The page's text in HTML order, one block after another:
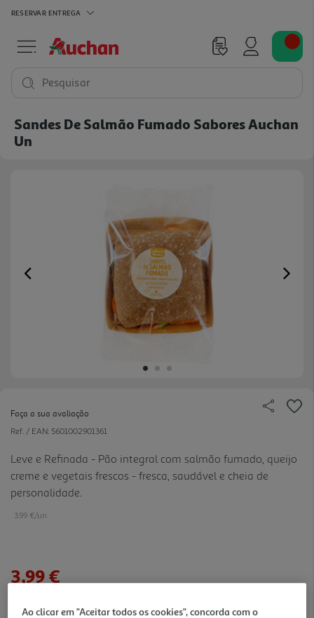
RESERVAR ENTREGA
Pesquisar
Sandes De Salmão Fumado Sabores Auchan
Un
Previous
Faça a sua avaliação
Ref. / EAN: 5601002901361
Leve e Refinada - Pão integral com salmão fumado, queijo
creme e vegetais frescos - fresca, saudável e cheia de
personalidade.
3.99 €/un
3,99 €
Notas de preparação
Ao clicar em "Aceitar todos os cookies", concorda com o